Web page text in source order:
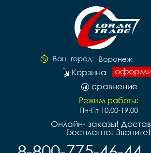
Ваш город: Воронеж
Корзина
сравнение
Режим работы:
Пн-Пт 10.00-19.00
Онлайн- заказы!
бесплатно! Звоните!